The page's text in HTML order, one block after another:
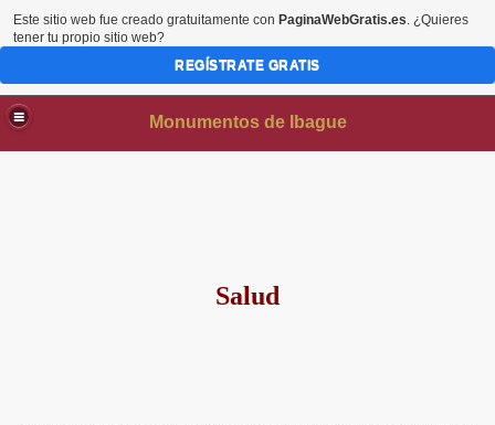
Monumentos de Ibague
Salud
Este sitio web fue creado gratuitamente con PaginaWebGratis.es. ¿Quieres
tener tu propio sitio web?
REGÍSTRATE GRATIS